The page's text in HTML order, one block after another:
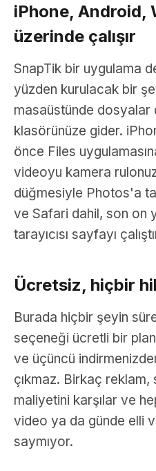
iPhone, Android,
üzerinde çalışır
SnapTik bir uygulama
yüzden kurulacak bir
masaüstünde
klasörünüze gider.
önce Files
videoyu kamera
düğmesiyle Photos'a
ve Safari dahil, son on
tarayıcısı sayfayı
Ücretsiz, hiçbir
Burada hiçbir şeyin
seçeneği ücretli bir
ve üçüncü
çıkmaz. Birkaç reklam,
maliyetini karşılar ve
video ya da günde elli
saymıyor.